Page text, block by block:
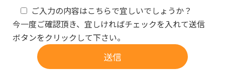
ご入力の内容はこちらで宜しいでしょうか？
今一度ご確認頂き、宜しければチェックを入れて送信
ボタンをクリックして下さい。